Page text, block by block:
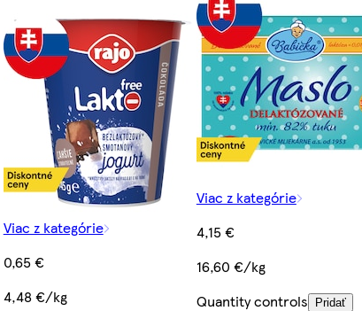
Viac z kategórie
0,65 €
4,48 €/kg
Viac z kategórie
4,15 €
16,60 €/kg
Quantity controls
Pridať